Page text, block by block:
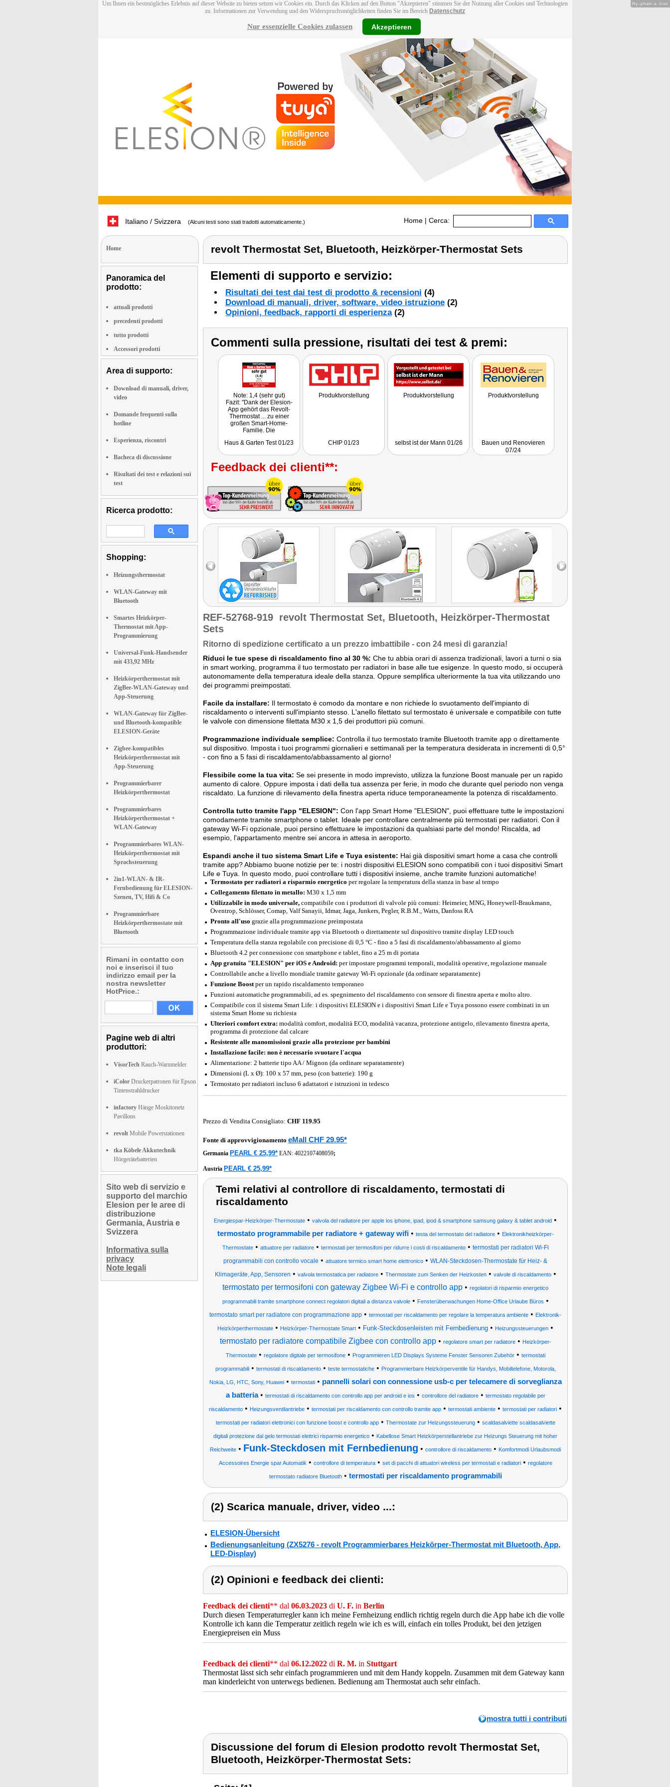
Um Ihnen ein bestmögliches Erlebnis auf dieser Website zu bieten setzen wir Cookies ein. Durch das Klicken auf den Button "Akzeptieren" stimmen Sie der Nutzung aller Cookies und Technologien
zu. Informationen zur Verwendung und den Widerspruchsmöglichkeiten finden Sie im Bereich Datenschutz
Nur essenzielle Cookies zulassen Akzeptieren
Italiano / Svizzera (Alcuni testi sono stati tradotti automaticamente.) Home | Cerca:
Home
Panoramica del
prodotto:
attuali prodotti
precedenti prodotti
tutto prodotti
Accessori prodotti
Area di supporto:
Download di manuali, driver,
video
Domande frequenti sulla
hotline
Esperienza, riscontri
Bacheca di discussione
Risultati dei test e relazioni sui
test
Ricerca prodotto:
Shopping:
Heizungsthermostat
WLAN-Gateway mit
Bluetooth
Smartes Heizkörper-
Thermostat mit App-
Programmierung
Universal-Funk-Handsender
mit 433,92 MHz
Heizkörperthermostat mit
ZigBee-WLAN-Gateway und
App-Steuerung
WLAN-Gateway für ZigBee-
und Bluetooth-kompatible
ELESION-Geräte
Zigbee-kompatibles
Heizkörperthermostat mit
App-Steuerung
Programmierbarer
Heizkörperthermostat
Programmierbares
Heizkörperthermostat +
WLAN-Gateway
Programmierbares WLAN-
Heizkörperthermostat mit
Sprachsteuerung
2in1-WLAN- & IR-
Fernbedienung für ELESION-
Szenen, TV, Hifi & Co
Programmierbare
Heizkörperthermostate mit
Bluetooth
Rimani in contatto con
noi e inserisci il tuo
indirizzo email per la
nostra newsletter
HotPrice.:
Pagine web di altri
produttori:
VisorTech Rauch-Warnmelder
iColor Druckerpatronen für Epson
Tintenstrahldrucker
infactory Hänge Moskitonetz
Pavillons
revolt Mobile Powerstationen
tka Köbele Akkutechnik
Hörgerätebatterien
Sito web di servizio e
supporto del marchio
Elesion per le aree di
distribuzione
Germania, Austria e
Svizzera
Informativa sulla
privacy
Note legali
revolt Thermostat Set, Bluetooth, Heizkörper-Thermostat Sets
Elementi di supporto e servizio:
Risultati dei test dai test di prodotto & recensioni (4)
Download di manuali, driver, software, video istruzione (2)
Opinioni, feedback, rapporti di esperienza(2)
Commenti sulla pressione, risultati dei test & premi:
Note: 1,4 (sehr gut)
Fazit: "Dank der Elesion-
App gehört das Revolt-
Thermostat ... zu einer
großen Smart-Home-
Familie. Die
sehr gut."
Haus & Garten Test 01/23
Produktvorstellung
CHIP 01/23
Produktvorstellung
selbst ist der Mann 01/26
Produktvorstellung
Bauen und Renovieren
07/24
Feedback dei clienti**:
REF-52768-919 revolt Thermostat Set, Bluetooth, Heizkörper-Thermostat
Sets
Ritorno di spedizione certificato a un prezzo imbattibile - con 24 mesi di garanzia!
Riduci le tue spese di riscaldamento fino al 30 %: Che tu abbia orari di assenza tradizionali, lavori a turni o sia
in smart working, programma il tuo termostato per radiatori in base alle tue esigenze. In questo modo, si occuperà
autonomamente della temperatura ideale della stanza. Oppure semplifica ulteriormente la tua vita utilizzando uno
dei programmi preimpostati.
Facile da installare: Il termostato è comodo da montare e non richiede lo svuotamento dell'impianto di
riscaldamento o interventi sull'impianto stesso. L'anello filettato sul termostato è universale e compatibile con tutte
le valvole con dimensione filettata M30 x 1,5 dei produttori più comuni.
Programmazione individuale semplice: Controlla il tuo termostato tramite Bluetooth tramite app o direttamente
sul dispositivo. Imposta i tuoi programmi giornalieri e settimanali per la temperatura desiderata in incrementi di 0,5°
- con fino a 5 fasi di riscaldamento/abbassamento al giorno!
Flessibile come la tua vita: Se sei presente in modo imprevisto, utilizza la funzione Boost manuale per un rapido
aumento di calore. Oppure imposta i dati della tua assenza per ferie, in modo che durante quel periodo non venga
riscaldato. La funzione di rilevamento della finestra aperta riduce temporaneamente la potenza di riscaldamento.
Controlla tutto tramite l'app "ELESION": Con l'app Smart Home "ELESION", puoi effettuare tutte le impostazioni
comodamente tramite smartphone o tablet. Ideale per controllare centralmente più termostati per radiatori. Con il
gateway Wi-Fi opzionale, puoi persino effettuare le impostazioni da qualsiasi parte del mondo! Riscalda, ad
esempio, l'appartamento mentre sei ancora in attesa in aeroporto.
Espandi anche il tuo sistema Smart Life e Tuya esistente: Hai già dispositivi smart home a casa che controlli
tramite app? Abbiamo buone notizie per te: i nostri dispositivi ELESION sono compatibili con i tuoi dispositivi Smart
Life e Tuya. In questo modo, puoi controllare tutti i dispositivi insieme, anche tramite funzioni automatiche!
Termostato per radiatori a risparmio energetico per regolare la temperatura della stanza in base al tempo
Collegamento filettato in metallo: M30 x 1,5 mm
Utilizzabile in modo universale, compatibile con i produttori di valvole più comuni: Heimeier, MNG, Honeywell-Braukmann,
Oventrop, Schlösser, Comap, Valf Sanayii, Idmar, Jaga, Junkers, Pegler, R.B.M., Watts, Danfoss RA
Pronto all'uso grazie alla programmazione preimpostata
Programmazione individuale tramite app via Bluetooth o direttamente sul dispositivo tramite display LED touch
Temperatura della stanza regolabile con precisione di 0,5 °C - fino a 5 fasi di riscaldamento/abbassamento al giorno
Bluetooth 4.2 per connessione con smartphone e tablet, fino a 25 m di portata
App gratuita "ELESION" per iOS e Android: per impostare programmi temporali, modalità operative, regolazione manuale
Controllabile anche a livello mondiale tramite gateway Wi-Fi opzionale (da ordinare separatamente)
Funzione Boostper un rapido riscaldamento temporaneo
Funzioni automatiche programmabili, ad es. spegnimento del riscaldamento con sensore di finestra aperta e molto altro.
Compatibile con il sistema Smart Life: i dispositivi ELESION e i dispositivi Smart Life e Tuya possono essere combinati in un
sistema Smart Home su richiesta
Ulteriori comfort extra: modalità comfort, modalità ECO, modalità vacanza, protezione antigelo, rilevamento finestra aperta,
programma di protezione dal calcare
Resistente alle manomissioni grazie alla protezione per bambini
Installazione facile: non è necessario svuotare l'acqua
Alimentazione: 2 batterie tipo AA / Mignon (da ordinare separatamente)
Dimensioni (L x Ø): 100 x 57 mm, peso (con batterie): 190 g
Termostato per radiatori incluso 6 adattatori e istruzioni in tedesco
Prezzo di Vendita Consigliato: CHF 119.95
Fonte di approvvigionamento eMall CHF 29.95*
Germania PEARL € 25,99* EAN: 4022107408059;
Austria PEARL € 25,99*
Temi relativi al controllore di riscaldamento, termostati di
riscaldamento
Energiespar-Heizkörper-Thermostate • valvola del radiatore per apple ios iphone, ipad, ipod & smartphone samsung galaxy & tablet android •
termostato programmabile per radiatore + gateway wifi• testa del termostato del radiatore• Elektronikheizkörper-
Thermostate• attuatore per radiatore• termostati per termosifoni per ridurre i costi di riscaldamento• termostati per radiatori Wi-Fi
programmabili con controllo vocale • attuatore termico smart home elettronico • WLAN-Steckdosen-Thermostate für Heiz- &
Klimageräte, App, Sensoren • valvola termostatica per radiatore• Thermostate zum Senken der Heizkosten• valvole di riscaldamento•
termostato per termosifoni con gateway Zigbee Wi-Fi e controllo app • regolatori di risparmio energetico
programmabili tramite smartphone connect regolatori digitali a distanza valvole• Fensterüberwachungen Home-Office Urlaube Büros •
termostato smart per radiatore con programmazione app • termostati per riscaldamento per regolare la temperatura ambiente • Elektronik-
Heizkörperthermostate • Heizkörper-Thermostate Smart • Funk-Steckdosenleisten mit Fernbedienung • Heizungssteuerungen •
termostato per radiatore compatibile Zigbee con controllo app• regolatore smart per radiatore• Heizkörper-
Thermostate• regolatore digitale per termosifone• Programmieren LED Displays Systeme Fenster Sensoren Zubehör• termostati
programmabili• termostati di riscaldamento• teste termostatiche• Programmierbare Heizkörperventile für Handys, Mobiltelefone, Motorola,
Nokia, LG, HTC, Sony, Huawei• termostati• pannelli solari con connessione usb-c per telecamere di sorveglianza
a batteria• termostati di riscaldamento con controllo app per android e ios • controllore del radiatore• termostato regolabile per
riscaldamento • Heizungsventilantriebe • termostati per riscaldamento con controllo tramite app • termostati ambiente • termostati per radiatori •
termostati per radiatori elettronici con funzione boost e controllo app• Thermostate zur Heizungssteuerung• scaldasalviette scaldasalviette
digitali protezione dal gelo termostati elettrici risparmio energetico • Kabellose Smart Heizkörperstellantriebe zur Heizungs Steuerung mit hoher
Reichweite • Funk-Steckdosen mit Fernbedienung • controllore di riscaldamento • Komfortmodi Urlaubsmodi
Accessoires Energie spar Automatik • controllore di temperatura• set di pacchi di attuatori wireless per termostati e radiatori• regolatore
termostato radiatore Bluetooth• termostati per riscaldamento programmabili
(2) Scarica manuale, driver, video ...:
ELESION-Übersicht
Bedienungsanleitung (ZX5276 - revolt Programmierbares Heizkörper-Thermostat mit Bluetooth, App,
LED-Display)
(2) Opinioni e feedback dei clienti:
Feedback dei clienti** dal 06.03.2023 di U. F. in Berlin
Durch diesen Temperaturregler kann ich meine Fernheizung endlich richtig regeln durch die App habe ich die volle
Kontrolle ich kann die Temperatur zeitlich regeln wie ich es will, einfach ein tolles Produkt, bei den jetzigen
Energiepreisen ein Muss
Feedback dei clienti** dal 06.12.2022 di R. M. in Stuttgart
Thermostat lässt sich sehr einfach programmieren und mit dem Handy koppeln. Zusammen mit dem Gateway kann
man kinderleicht von unterwegs bedienen. Bedienung am Thermostat auch sehr einfach.
mostra tutti i contributi
Discussione del forum di Elesion prodotto revolt Thermostat Set,
Bluetooth, Heizkörper-Thermostat Sets:
Hy-phen-a-tion